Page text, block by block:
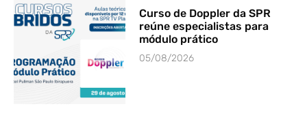
Curso de Doppler da SPR
reúne especialistas para
módulo prático
05/08/2026